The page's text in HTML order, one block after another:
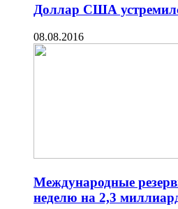
Доллар США
08.08.2016
Международные
неделю на 2,3